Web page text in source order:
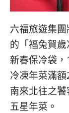
六福旅遊集
的「福兔賀
新春保冷袋
冷凍年菜滿
南來北往之
五星年菜。